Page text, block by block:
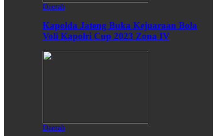
Daerah
Kapolda Jateng Buka Kejuaraan Bola
Voli Kapolri Cup 2023 Zona IV
Daerah